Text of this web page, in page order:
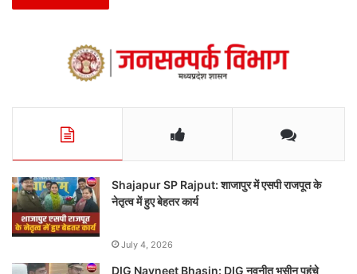
Shajapur SP Rajput: शाजापुर में एसपी राजपूत के
नेतृत्व में हुए बेहतर कार्य
July 4, 2026
DIG Navneet Bhasin: DIG नवनीत भसीन पहुंचे